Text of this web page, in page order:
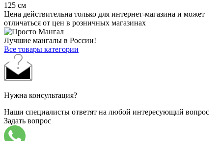
125 см
Цена действительна только для интернет-магазина и может
отличаться от цен в розничных магазинах
Лучшие мангалы в России!
Все товары категории
Нужна консультация?
Наши специалисты ответят на любой интересующий вопрос
Задать вопрос